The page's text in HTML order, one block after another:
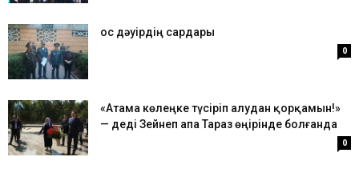
Қос дәуірдің сардары
0
«Атама көлеңке түсіріп алудан қорқамын!»
— деді Зейнеп апа Тараз өңірінде болғанда
0